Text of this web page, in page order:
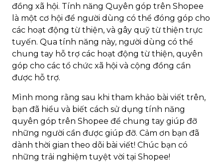
đồng xã hội. Tính năng Quyên góp trên Shopee
là một cơ hội để người dùng có thể đóng góp cho
các hoạt động từ thiện, và gây quỹ từ thiện trực
tuyến. Qua tính năng này, người dùng có thể
chung tay hỗ trợ các hoạt động từ thiện, quyên
góp cho các tổ chức xã hội và cộng đồng cần
được hỗ trợ.
Mình mong rằng sau khi tham khảo bài viết trên,
bạn đã hiểu và biết cách sử dụng tính năng
quyên góp trên Shopee để chung tay giúp đỡ
những người cần được giúp đỡ. Cảm ơn bạn đã
dành thời gian theo dõi bài viết! Chúc bạn có
những trải nghiệm tuyệt vời tại Shopee!